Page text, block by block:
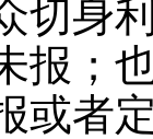
切身
报；
或者